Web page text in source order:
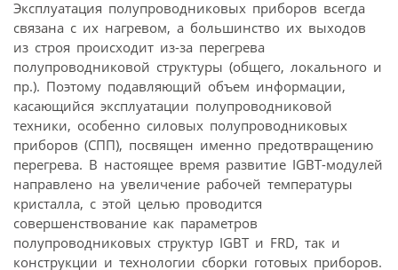
Эксплуатация полупроводниковых приборов всегда
связана с их нагревом, а большинство их выходов
из строя происходит из-за перегрева
полупроводниковой структуры (общего, локального и
пр.). Поэтому подавляющий объем информации,
касающийся эксплуатации полупроводниковой
техники, особенно силовых полупроводниковых
приборов (СПП), посвящен именно предотвращению
перегрева. В настоящее время развитие IGBT-модулей
направлено на увеличение рабочей температуры
кристалла, с этой целью проводится
совершенствование как параметров
полупроводниковых структур IGBT и FRD, так и
конструкции и технологии сборки готовых приборов.